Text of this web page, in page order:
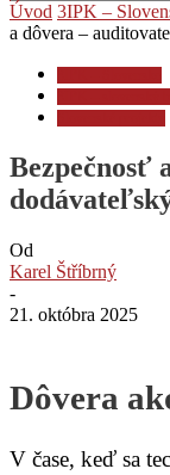
Úvod 3IPK –
a dôvera –
Bezpečnosť
Od
Karel Štříbrný
-
21. októbra 2025
Dôvera
V čase, keď sa